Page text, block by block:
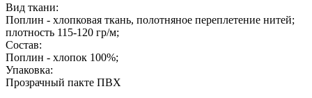
Вид ткани:
Поплин - хлопковая ткань, полотняное переплетение нитей;
плотность 115-120 гр/м;
Состав:
Поплин - хлопок 100%;
Упаковка:
Прозрачный пакте ПВХ